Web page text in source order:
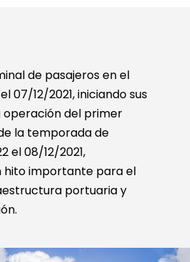
de pasajeros en el
07/12/2021, iniciando sus
operación del primer
la temporada de
el 08/12/2021,
hito importante para el
portuaria y